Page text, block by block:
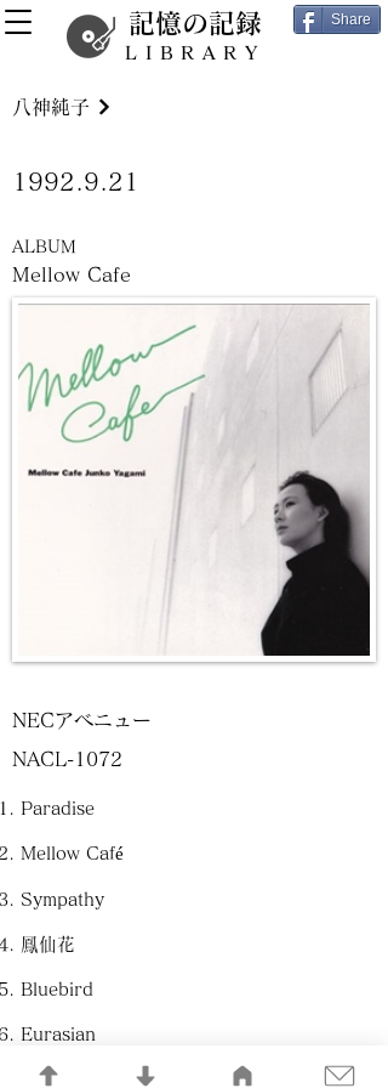
記憶の記録
LIBRARY
Share
Mellow Cafe
Paradise
Mellow Café
Sympathy
鳳仙花
Bluebird
Eurasian
If You Ever
八神純子
1992.9.21
ALBUM
NECアベニュー
NACL-1072